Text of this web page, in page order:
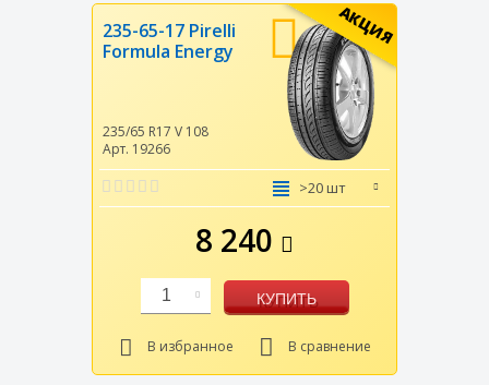
АКЦИЯ
235-65-17 Pirelli
Formula Energy
235/65 R17 V 108
Арт. 19266
>20 шт
8 240
1 КУПИТЬ
В избранное В сравнение